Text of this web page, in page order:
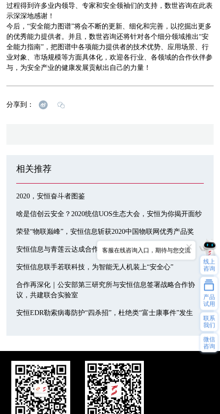
过程得到许多业内领导、专家和安全领袖们的支持，数世咨询在此表
示深深地感谢！
今后，“安全能力图谱”将会不断的更新、细化和完善，以挖掘出更多
的优秀能力提供者。并且，数世咨询还将针对各个细分领域推出“安
全能力指南”，把图谱中各项能力提供者的技术优势、应用场景、行
业对象、市场规模等方面具体化，欢迎各行业、各领域的合作伙伴参
与，为安全产业的健康发展贡献出自己的力量！
分享到：
相关推荐
2020，安恒奋斗者图鉴
啥是信创云安全？2020统信UOS生态大会，安恒为你揭开面纱
荣登“物联巅峰”，安恒信息斩获2020中国物联网优秀产品奖
安恒信息与青莲云达成合作，聚焦物联网安全新趋势
安恒信息联手若联科技，为智能无人机装上“安全心”
合作再深化｜公安部第三研究所与安恒信息签署战略合作协
议，共建联合实验室
安恒EDR勒索病毒防护“四杀招”，杜绝类“富士康事件”发生
客服在线咨询入口，期待与您交流
线上
咨询
产品
试用
联系
我们
微信
咨询